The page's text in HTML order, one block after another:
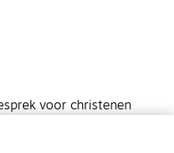
voor christenen